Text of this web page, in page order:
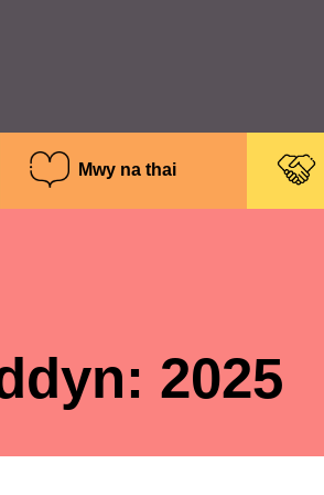
Mwy na thai
2025